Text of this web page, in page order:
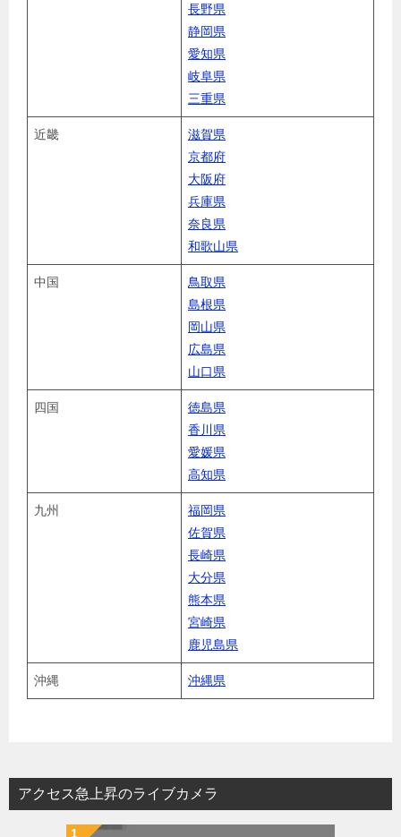
長野県
静岡県
愛知県
岐阜県
三重県
近畿
滋賀県
京都府
大阪府
兵庫県
奈良県
和歌山県
中国
鳥取県
島根県
岡山県
広島県
山口県
四国
徳島県
香川県
愛媛県
高知県
九州
福岡県
佐賀県
長崎県
大分県
熊本県
宮崎県
鹿児島県
沖縄 沖縄県
アクセス急上昇のライブカメラ